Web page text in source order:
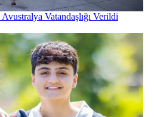
Vatandaşlığı Verildi